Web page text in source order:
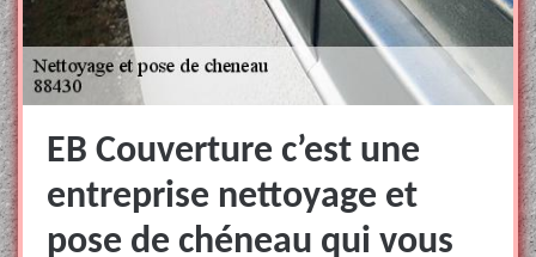
EB Couverture c’est une
entreprise nettoyage et
pose de chéneau qui vous